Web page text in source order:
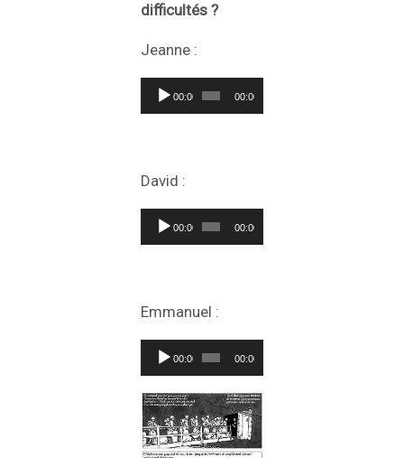
difficultés ?
Jeanne :
Lecteur
audio
00:00 00:00
David :
Lecteur
audio
00:00 00:00
Emmanuel :
Lecteur
audio
00:00 00:00